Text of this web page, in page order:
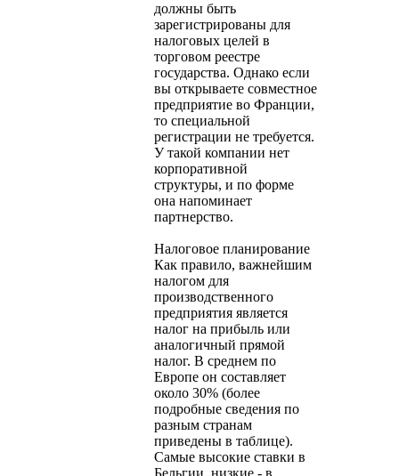
должны быть
зарегистрированы для
налоговых целей в
торговом реестре
государства. Однако если
вы открываете совместное
предприятие во Франции,
то специальной
регистрации не требуется.
У такой компании нет
корпоративной
структуры, и по форме
она напоминает
партнерство.
Налоговое планирование
Как правило, важнейшим
налогом для
производственного
предприятия является
налог на прибыль или
аналогичный прямой
налог. В среднем по
Европе он составляет
около 30% (более
подробные сведения по
разным странам
приведены в таблице).
Самые высокие ставки в
Бельгии, низкие - в